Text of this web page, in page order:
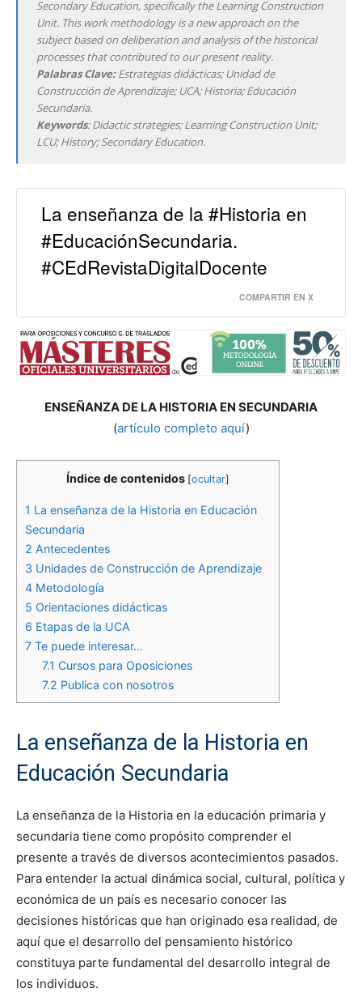
Secondary Education, specifically the Learning Construction
Unit. This work methodology is a new approach on the
subject based on deliberation and analysis of the historical
processes that contributed to our present reality.
Palabras Clave:Estrategias didácticas; Unidad de
Construcción de Aprendizaje; UCA; Historia; Educación
Secundaria.
Keywords: Didactic strategies; Learning Construction Unit;
LCU; History; Secondary Education.
La enseñanza de la #Historia en
#EducaciónSecundaria.
#CEdRevistaDigitalDocente
COMPARTIR EN X
ENSEÑANZA DE LA HISTORIA EN SECUNDARIA
(artículo completo aquí)
Índice de contenidos [ocultar]
1 La enseñanza de la Historia en Educación
Secundaria
2 Antecedentes
3 Unidades de Construcción de Aprendizaje
4 Metodología
5 Orientaciones didácticas
6 Etapas de la UCA
7 Te puede interesar…
7.1 Cursos para Oposiciones
7.2 Publica con nosotros
La enseñanza de la Historia en
Educación Secundaria
La enseñanza de la Historia en la educación primaria y
secundaria tiene como propósito comprender el
presente a través de diversos acontecimientos pasados.
Para entender la actual dinámica social, cultural, política y
económica de un país es necesario conocer las
decisiones históricas que han originado esa realidad, de
aquí que el desarrollo del pensamiento histórico
constituya parte fundamental del desarrollo integral de
los individuos.